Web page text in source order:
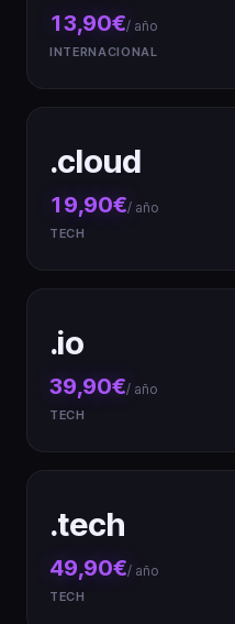
13,90€/ año
INTERNACIONAL
.cloud
19,90€/ año
TECH
.io
39,90€/ año
TECH
.tech
49,90€/ año
TECH